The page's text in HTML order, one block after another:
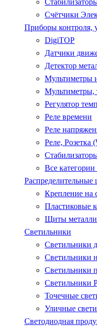
Счётчики
Приборы контроля,
DigiTOP
Датчики
Детектор
Мультиметры
Мультиметры,
Регулятор
Реле времени
Реле
Реле, Розетка
Все категории
Крепление на
Пластиковые
Щиты
Светильники
Светильники
Светильники
Светильники
Светильники
Точечные
Уличные
Светодиодная